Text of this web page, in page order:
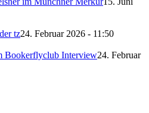
tz24. Februar 2026 - 11:50
Bookerflyclub Interview24. Februar